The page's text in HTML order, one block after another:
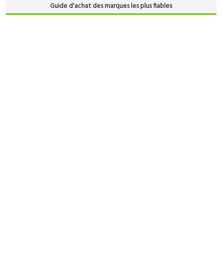
Guide d'achat des marques les plus fiables